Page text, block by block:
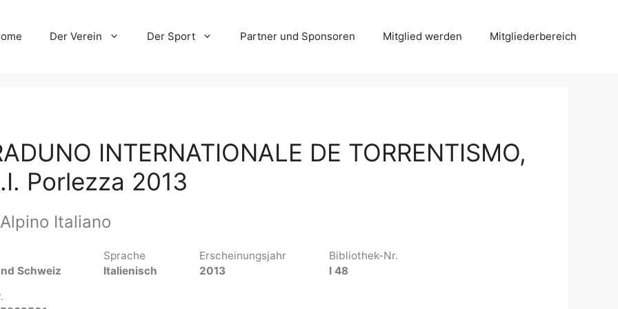
Der Verein Der Sport Partner und Sponsoren Mitglied werden Mitgliederbereich
INTERNATIONALE DE TORRENTISMO,
Porlezza 2013
Italiano
Schweiz
Sprache
Italienisch
Erscheinungsjahr
2013
Bibliothek-Nr.
I 48